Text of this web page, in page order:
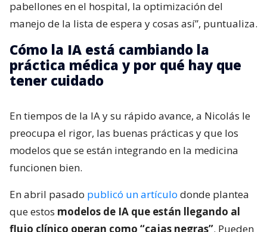
pabellones en el hospital, la optimización del
manejo de la lista de espera y cosas así”, puntualiza.
Cómo la IA está cambiando la
práctica médica y por qué hay que
tener cuidado
En tiempos de la IA y su rápido avance, a Nicolás le
preocupa el rigor, las buenas prácticas y que los
modelos que se están integrando en la medicina
funcionen bien.
En abril pasado publicó un artículo donde plantea
que estos modelos de IA que están llegando al
flujo clínico operan como “cajas negras”. Pueden